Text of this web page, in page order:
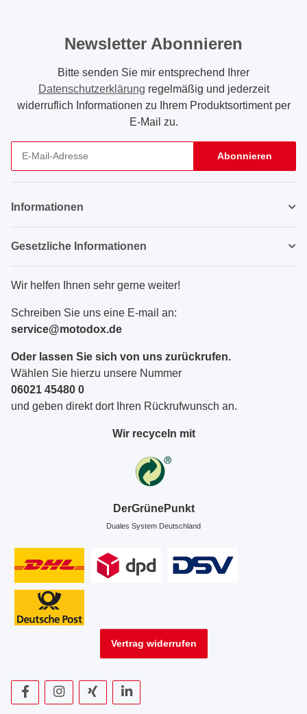
Newsletter Abonnieren
Bitte senden Sie mir entsprechend Ihrer
Datenschutzerklärung regelmäßig und jederzeit
widerruflich Informationen zu Ihrem Produktsortiment per
E-Mail zu.
Abonnieren
Informationen
Gesetzliche Informationen
Wir helfen Ihnen sehr gerne weiter!
Schreiben Sie uns eine E-mail an:
service@motodox.de
Oder lassen Sie sich von uns zurückrufen.
Wählen Sie hierzu unsere Nummer
06021 45480 0
und geben direkt dort Ihren Rückrufwunsch an.
Wir recyceln mit
DerGrünePunkt
Duales System Deutschland
Vertrag widerrufen